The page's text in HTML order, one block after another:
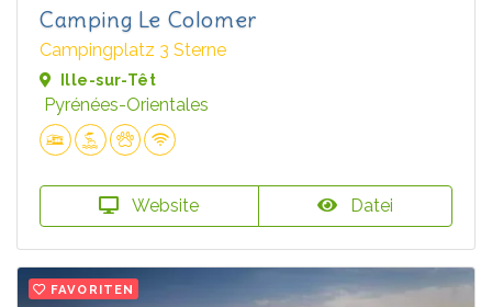
Camping Le Colomer
Campingplatz 3 Sterne
Ille-sur-Têt
Pyrénées-Orientales
Website Datei
FAVORITEN